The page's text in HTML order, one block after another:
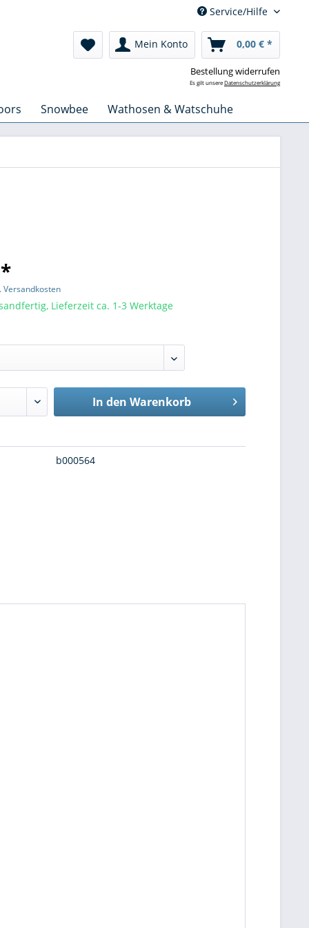
Service/Hilfe
Mein Konto 0,00 € *
Bestellung widerrufen
Es gilt unsereDatenschutzerklärung
Snowbee Wathosen & Watschuhe
Versandkosten
Lieferzeit ca. 1-3 Werktage
In den Warenkorb
b000564